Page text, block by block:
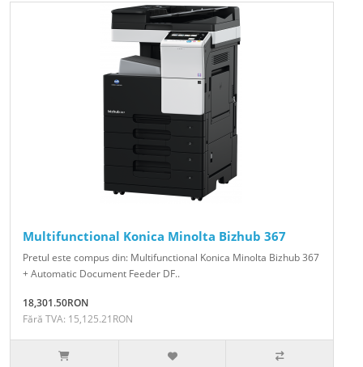
Multifunctional Konica Minolta Bizhub 367
Pretul este compus din: Multifunctional Konica Minolta Bizhub 367
+ Automatic Document Feeder DF..
18,301.50RON
Fără TVA: 15,125.21RON